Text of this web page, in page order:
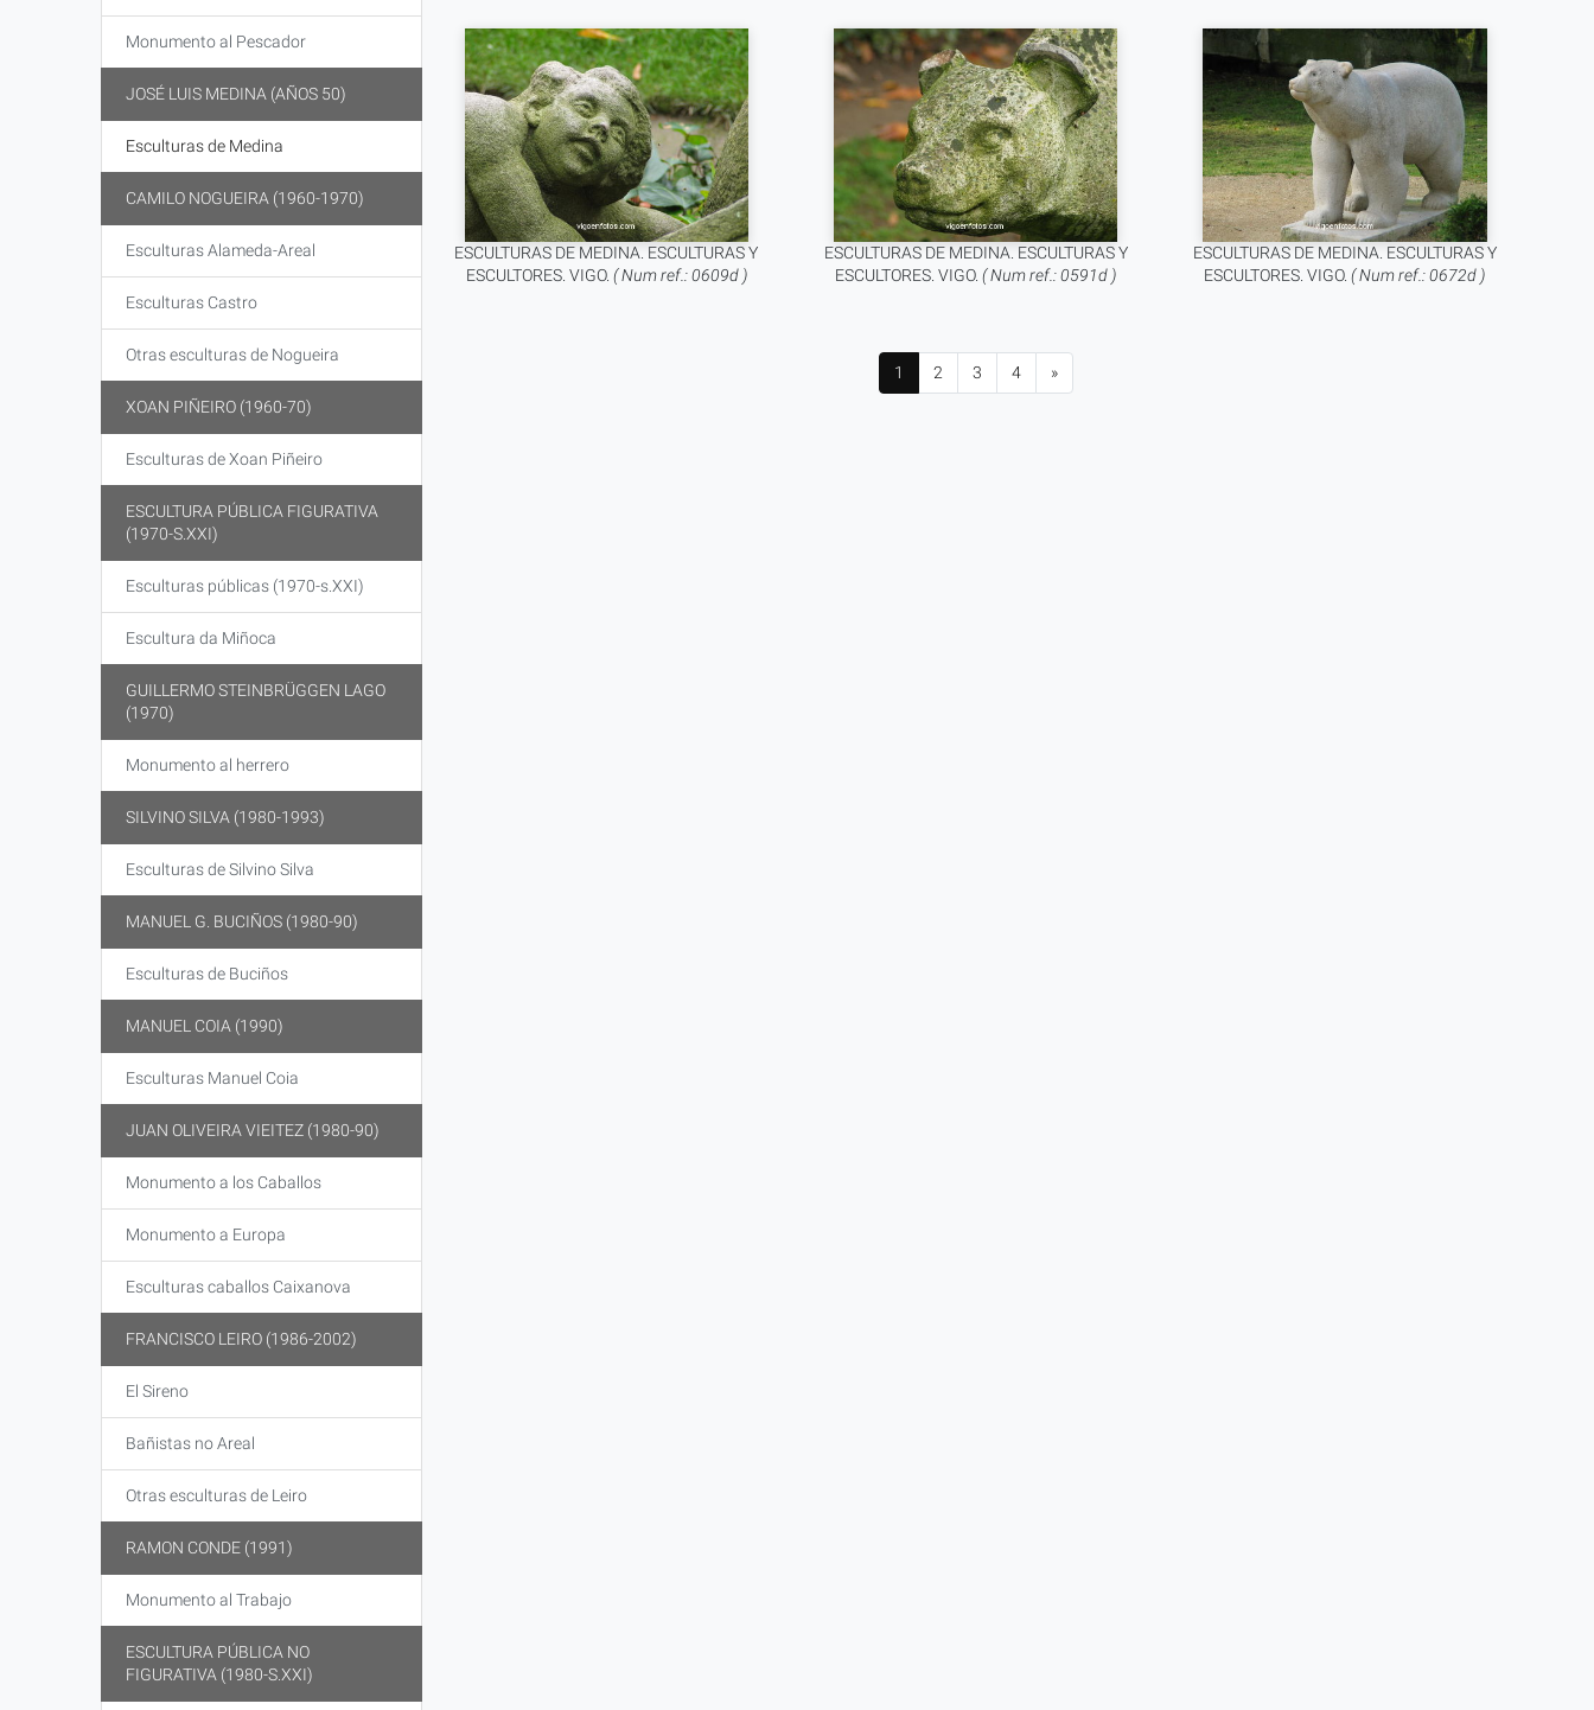
ESCULTURAS DE MEDINA. ESCULTURAS Y
ESCULTORES. VIGO. ( Num ref.: 0609d )
ESCULTURAS DE MEDINA. ESCULTURAS Y
ESCULTORES. VIGO.( Num ref.: 0591d )
ESCULTURAS DE MEDINA. ESCULTURAS Y
ESCULTORES. VIGO.( Num ref.: 0672d )
1 2 3 4 »
Monumento al Pescador
JOSÉ LUIS MEDINA (AÑOS 50)
Esculturas de Medina
CAMILO NOGUEIRA (1960-1970)
Esculturas Alameda-Areal
Esculturas Castro
Otras esculturas de Nogueira
XOAN PIÑEIRO (1960-70)
Esculturas de Xoan Piñeiro
ESCULTURA PÚBLICA FIGURATIVA
(1970-S.XXI)
Esculturas públicas (1970-s.XXI)
Escultura da Miñoca
GUILLERMO STEINBRÜGGEN LAGO
(1970)
Monumento al herrero
SILVINO SILVA (1980-1993)
Esculturas de Silvino Silva
MANUEL G. BUCIÑOS (1980-90)
Esculturas de Buciños
MANUEL COIA (1990)
Esculturas Manuel Coia
JUAN OLIVEIRA VIEITEZ (1980-90)
Monumento a los Caballos
Monumento a Europa
Esculturas caballos Caixanova
FRANCISCO LEIRO (1986-2002)
El Sireno
Bañistas no Areal
Otras esculturas de Leiro
RAMON CONDE (1991)
Monumento al Trabajo
ESCULTURA PÚBLICA NO
FIGURATIVA (1980-S.XXI)